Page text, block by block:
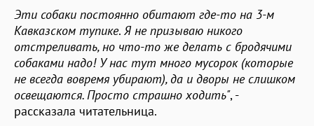
Эти собаки постоянно обитают где-то на 3-м
Кавказском тупике. Я не призываю никого
отстреливать, но что-то же делать с бродячими
собаками надо! У нас тут много мусорок (которые
не всегда вовремя убирают), да и дворы не слишком
освещаются. Просто страшно ходить", -
рассказала читательница.